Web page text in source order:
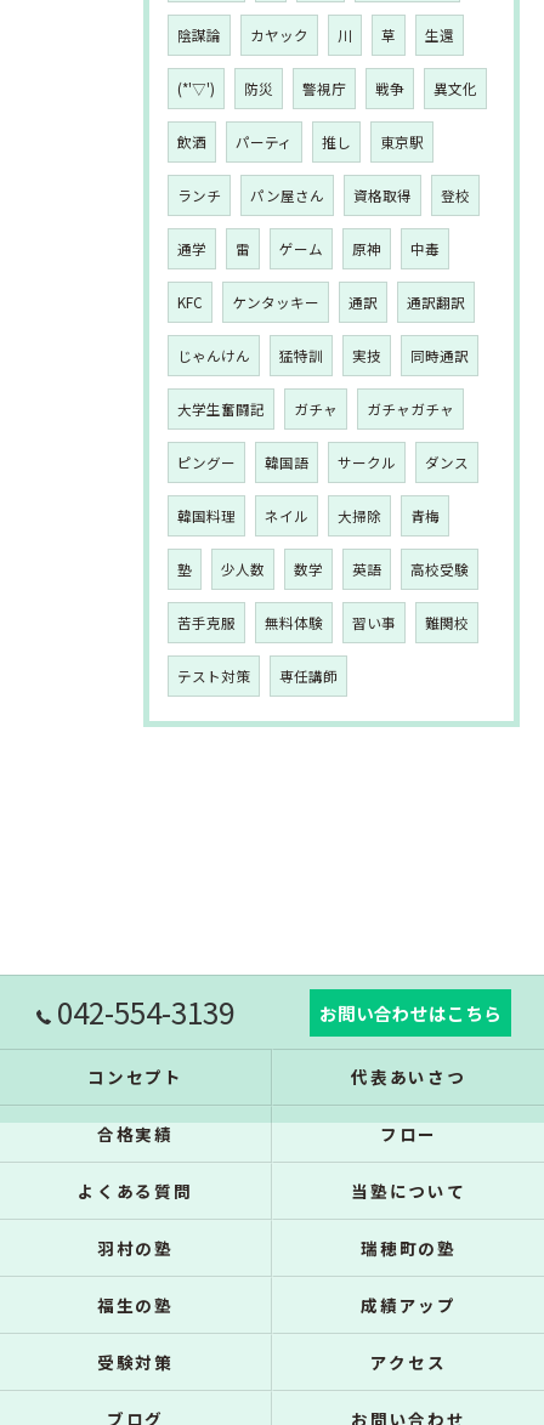
陰謀論 カヤック 川 草 生還
(*'▽') 防災 警視庁 戦争 異文化
飲酒 パーティ 推し 東京駅
ランチ パン屋さん 資格取得 登校
通学 雷 ゲーム 原神 中毒
KFC ケンタッキー 通訳 通訳翻訳
じゃんけん 猛特訓 実技 同時通訳
大学生奮闘記 ガチャ ガチャガチャ
ピングー 韓国語 サークル ダンス
韓国料理 ネイル 大掃除 青梅
塾 少人数 数学 英語 高校受験
苦手克服 無料体験 習い事 難関校
テスト対策 専任講師
042-554-3139 お問い合わせはこちら
コンセプト 代表あいさつ
合格実績 フロー
よくある質問 当塾について
羽村の塾 瑞穂町の塾
福生の塾 成績アップ
受験対策 アクセス
ブログ お問い合わせ